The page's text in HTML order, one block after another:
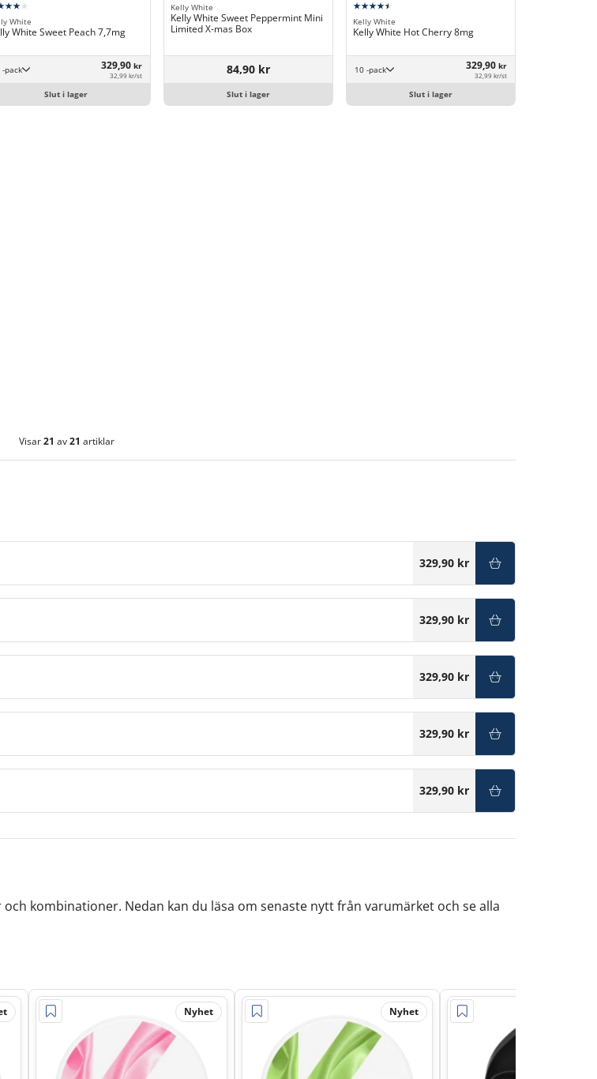
White
White Sweet Peach 7,7mg
10 -pack 329,90kr
32,99 kr/st
Slut i lager
Kelly White
Kelly White Sweet Peppermint Mini
Limited X-mas Box
84,90 kr
Slut i lager
Kelly White
Kelly White Hot Cherry 8mg
10 -pack 329,90 kr
32,99 kr/st
Slut i lager
Visar21 av21 artiklar
329,90 kr
329,90 kr
329,90 kr
329,90 kr
329,90 kr
kombinationer. Nedan kan du läsa om senaste nytt från varumärket och se alla
Nyhet Nyhet